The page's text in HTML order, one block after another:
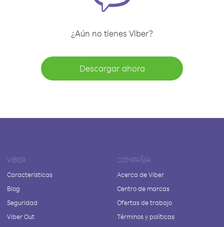
¿Aún no tienes Viber?
Descargar ahora
VIBER
Características
Blog
Seguridad
Viber Out
COMPAÑÍA
Acerca de Viber
Centro de marcas
Ofertas de trabajo
Términos y políticas